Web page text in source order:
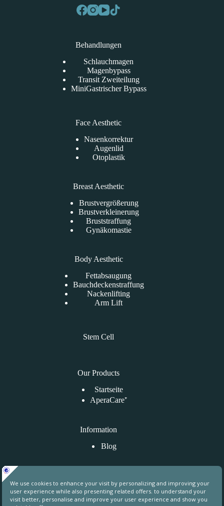
Behandlungen
Schlauchmagen
Magenbypass
Transit Zweiteilung
MiniGastrischer Bypass
Face Aesthetic
Nasenkorrektur
Augenlid
Otoplastik
Breast Aesthetic
Brustvergrößerung
Brustverkleinerung
Bruststraffung
Gynäkomastie
Body Aesthetic
Fettabsaugung
Bauchdeckenstraffung
Nackenlifting
Arm Lift
Stem Cell
Our Products
Startseite
AperaCare⁺
Information
Blog
Kontaktiere uns
Uphill Towers, A76, Ataşehir, İstanbul, Turkey